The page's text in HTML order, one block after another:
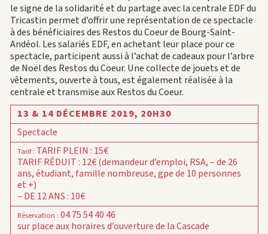
le signe de la solidarité et du partage avec la centrale EDF du
Tricastin permet d’offrir une représentation de ce spectacle
à des bénéficiaires des Restos du Coeur de Bourg-Saint-
Andéol. Les salariés EDF, en achetant leur place pour ce
spectacle, participent aussi à l’achat de cadeaux pour l’arbre
de Noël des Restos du Coeur. Une collecte de jouets et de
vêtements, ouverte à tous, est également réalisée à la
centrale et transmise aux Restos du Coeur.
13 & 14 DÉCEMBRE 2019, 20H30
Spectacle
Tarif: TARIF PLEIN : 15€
TARIF RÉDUIT : 12€ (demandeur d’emploi, RSA, – de 26
ans, étudiant, famille nombreuse, gpe de 10 personnes
et +)
– DE 12 ANS : 10€
Réservation : 04 75 54 40 46
sur place aux horaires d’ouverture de la Cascade